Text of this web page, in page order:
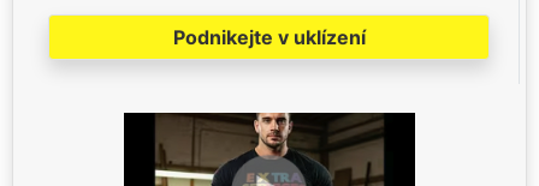
Podnikejte v uklízení